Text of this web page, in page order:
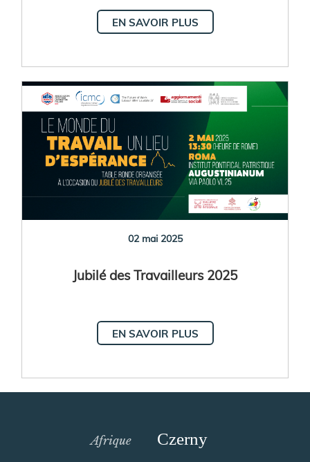
plénière
EN SAVOIR PLUS
02 mai 2025
Jubilé des Travailleurs 2025
EN SAVOIR PLUS
Afrique
Czerny